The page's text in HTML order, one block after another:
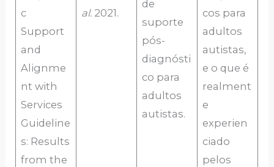
c
Support
and
Alignme
nt with
Services
Guideline
s: Results
from the
al. 2021.
de
suporte
pós-
diagnósti
co para
adultos
autistas.
cos para
adultos
autistas,
e o que é
realment
e
experien
ciado
pelos